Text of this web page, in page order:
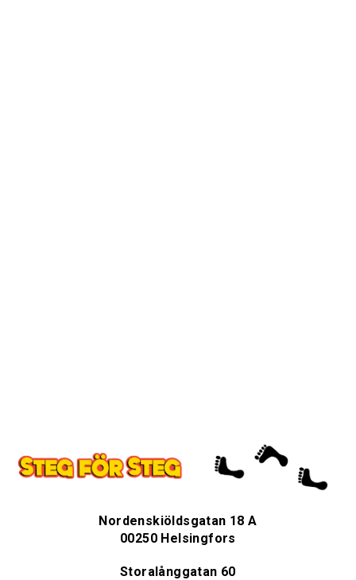
Nordenskiöldsgatan 18 A
00250 Helsingfors
Storalånggatan 60